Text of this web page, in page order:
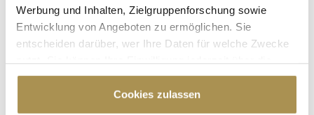
Werbung und Inhalten, Zielgruppenforschung sowie
Entwicklung von Angeboten zu ermöglichen. Sie
entscheiden darüber, wer Ihre Daten für welche Zwecke
Cookie-Erklärung oder durch Klicken auf das Privacy
Trigger Symbol ändern oder widerrufen
Cookies zulassen